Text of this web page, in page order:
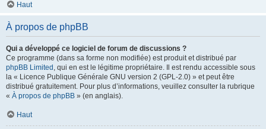
Haut
À propos de phpBB
Qui a développé ce logiciel de forum de discussions ?
Ce programme (dans sa forme non modifiée) est produit et distribué par
phpBB Limited , qui en est le légitime propriétaire. Il est rendu accessible sous
la « Licence Publique Générale GNU version 2 (GPL-2.0) » et peut être
distribué gratuitement. Pour plus d’informations, veuillez consulter la rubrique
« À propos de phpBB » (en anglais).
Haut